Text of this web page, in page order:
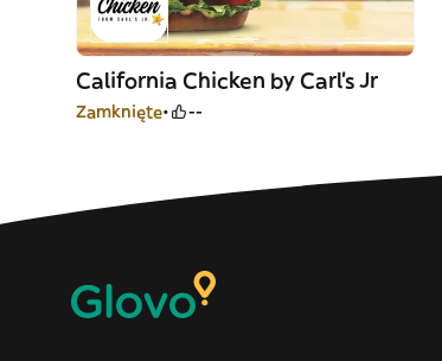
California Chicken by Carl's Jr
Zamknięte --